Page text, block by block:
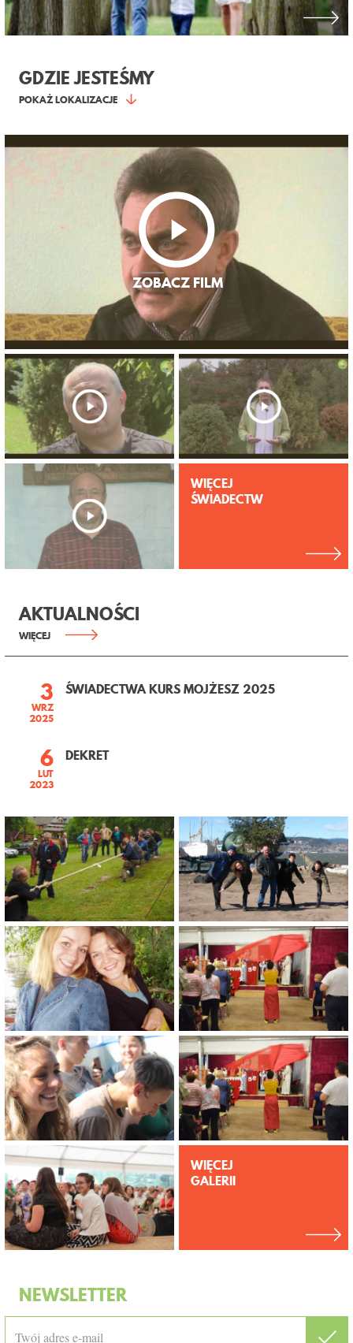
GDZIE JESTEŚMY
POKAŻ LOKALIZACJE
WIĘCEJ
ŚWIADECTW
AKTUALNOŚCI
WIĘCEJ
3
WRZ
2025
ŚWIADECTWA KURS MOJŻESZ 2025
6
LUT
2023
DEKRET
WIĘCEJ
GALERII
NEWSLETTER